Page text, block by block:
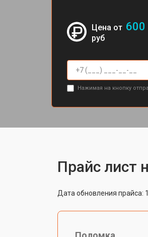
Цена от 600
руб
Нажимая на кнопку
Прайс лист
Дата обновления прайса: